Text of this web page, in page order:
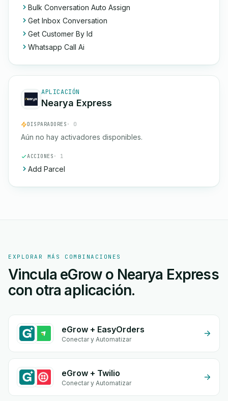
Bulk Conversation Auto Assign
Get Inbox Conversation
Get Customer By Id
Whatsapp Call Ai
APLICACIÓN
Nearya Express
DISPARADORES · 0
Aún no hay activadores disponibles.
ACCIONES · 1
Add Parcel
EXPLORAR MÁS COMBINACIONES
Vincula eGrow o Nearya Express
con otra aplicación.
eGrow + EasyOrders
Conectar y Automatizar
eGrow + Twilio
Conectar y Automatizar